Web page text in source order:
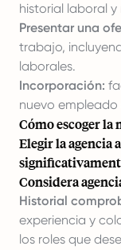
historial laboral y
Presentar una
trabajo,
laborales.
Incorporación:
nuevo empleado
Cómo escoger la
Elegir la agencia
Considera
Historial
experiencia y
los roles que